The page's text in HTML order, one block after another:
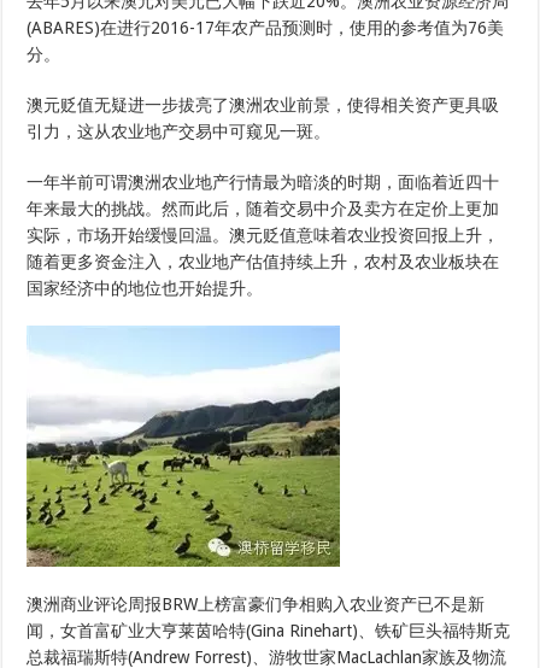
(ABARES)在进行2016-17年农产品预测时，使用的参考值为76美
分。
澳元贬值无疑进一步拔亮了澳洲农业前景，使得相关资产更具吸
引力，这从农业地产交易中可窥见一斑。
一年半前可谓澳洲农业地产行情最为暗淡的时期，面临着近四十
年来最大的挑战。然而此后，随着交易中介及卖方在定价上更加
实际，市场开始缓慢回温。澳元贬值意味着农业投资回报上升，
随着更多资金注入，农业地产估值持续上升，农村及农业板块在
国家经济中的地位也开始提升。
澳洲商业评论周报BRW上榜富豪们争相购入农业资产已不是新
闻，女首富矿业大亨莱茵哈特(Gina Rinehart)、铁矿巨头福特斯克
总裁福瑞斯特(Andrew Forrest)、游牧世家MacLachlan家族及物流